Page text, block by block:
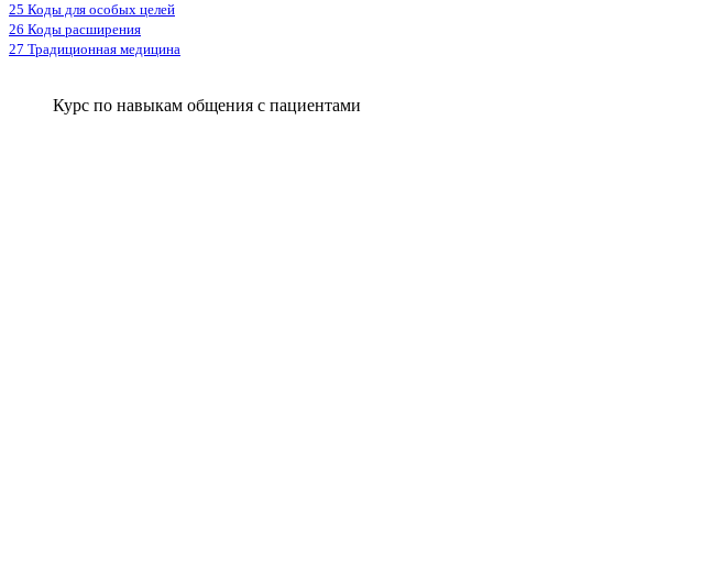
25 Коды для особых целей
26 Коды расширения
27 Традиционная медицина
Курс по навыкам общения с пациентами